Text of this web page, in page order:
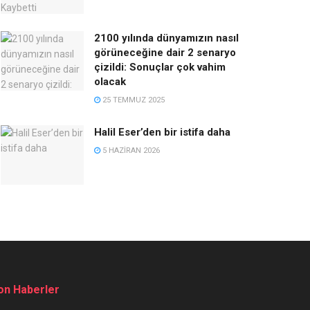
2100 yılında dünyamızın nasıl
görüneceğine dair 2 senaryo
çizildi: Sonuçlar çok vahim
olacak
25 TEMMUZ 2025
Halil Eser’den bir istifa daha
5 HAZIRAN 2026
Haberler